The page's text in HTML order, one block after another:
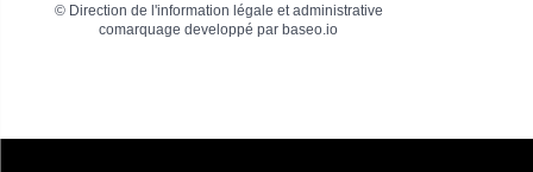
© Direction de l'information légale et administrative
comarquage developpé parbaseo.io